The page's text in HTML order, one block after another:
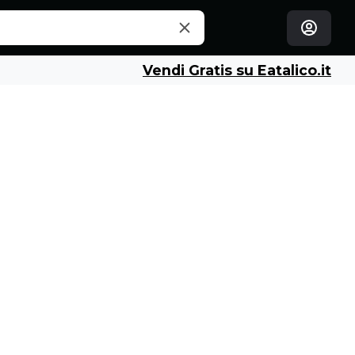
Vendi Gratis su Eatalico.it